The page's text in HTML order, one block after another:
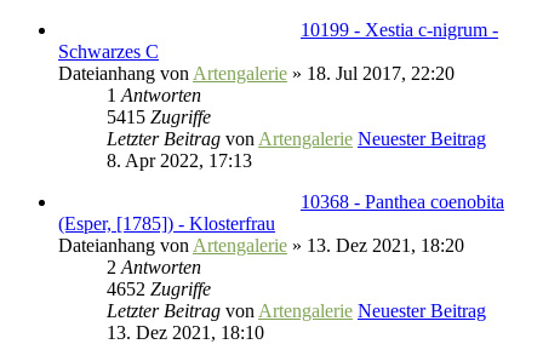
10199 - Xestia c-nigrum -
Schwarzes C
Dateianhang von Artengalerie » 18. Jul 2017, 22:20
1 Antworten
5415 Zugriffe
Letzter Beitrag von Artengalerie Neuester Beitrag
8. Apr 2022, 17:13
10368 - Panthea coenobita
(Esper, [1785]) - Klosterfrau
Dateianhang von Artengalerie » 13. Dez 2021, 18:20
2 Antworten
4652 Zugriffe
Letzter Beitrag von Artengalerie Neuester Beitrag
13. Dez 2021, 18:10